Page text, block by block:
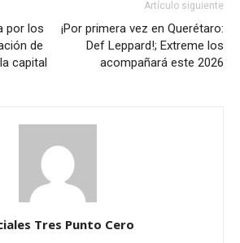
por los
de
capital
Artículo siguiente
¡Por primera vez en Querétaro:
Def Leppard!; Extreme los
acompañará este 2026
Tres Punto Cero